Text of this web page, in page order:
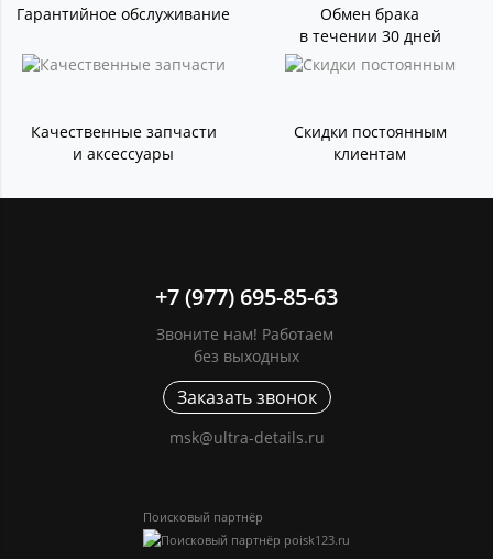
Гарантийное обслуживание
Обмен брака
в течении 30 дней
Качественные запчасти
и аксессуары
Скидки постоянным
клиентам
+7 (977) 695-85-63
Звоните нам! Работаем
без выходных
Заказать звонок
msk@ultra-details.ru
Поисковый партнёр